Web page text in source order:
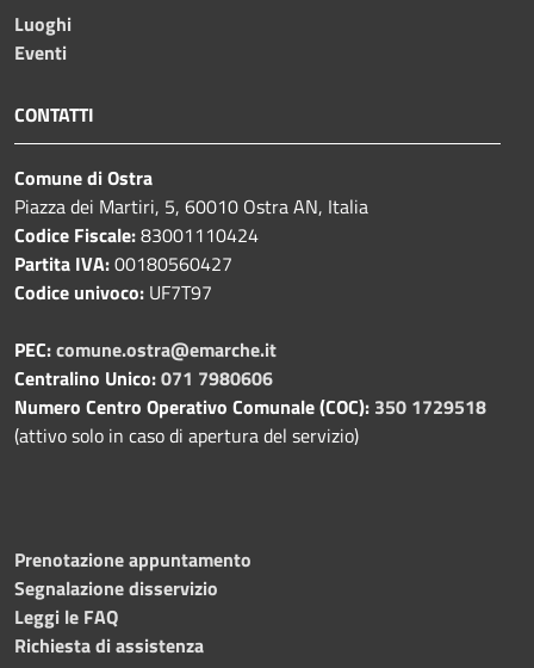
Luoghi
Eventi
CONTATTI
Comune di Ostra
Piazza dei Martiri, 5, 60010 Ostra AN, Italia
Codice Fiscale:83001110424
Partita IVA:00180560427
Codice univoco: UF7T97
PEC:comune.ostra@emarche.it
Centralino Unico:071 7980606
Numero Centro Operativo Comunale (COC): 350 1729518
(attivo solo in caso di apertura del servizio)
Prenotazione appuntamento
Segnalazione disservizio
Leggi le FAQ
Richiesta di assistenza